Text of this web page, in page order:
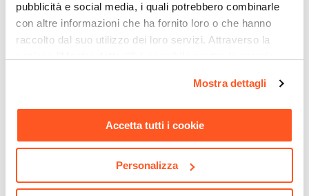
pubblicità e social media, i quali potrebbero combinarle
con altre informazioni che ha fornito loro o che hanno
raccolto dal suo utilizzo dei loro servizi. Attraverso la
momento. Per maggiori informazioni si invita a leggere la
Mostra dettagli
Accetta tutti i cookie
Personalizza
€ 55,00 € 25,00